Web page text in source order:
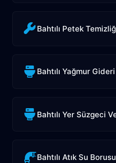
Bahtılı Petek
Bahtılı Yağmur
Bahtılı Yer Süzgeci
Bahtılı Atık Su